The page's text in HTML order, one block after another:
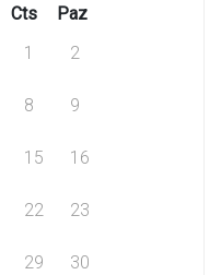
Cts
Paz
1
2
8 9
15 16
22 23
29 30